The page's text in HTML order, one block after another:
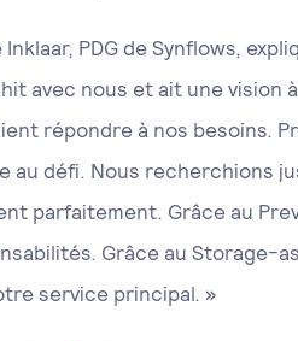
Inklaar, PDG de Synflows,
avec nous et ait une vision
répondre à nos besoins.
au défi. Nous recherchions
parfaitement. Grâce au
Grâce au Storage-
service principal. »